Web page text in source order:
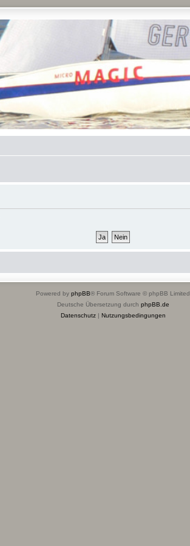
Powered by phpBB® Forum Software © phpBB Limited
Deutsche Übersetzung durch phpBB.de
Datenschutz| Nutzungsbedingungen